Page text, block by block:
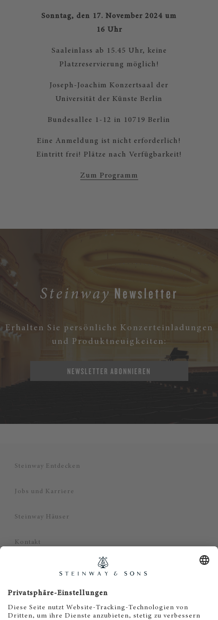
Sonntag, den 17. November 2024 um
16 Uhr
Saaleinlass ab 15.45 Uhr, keine
Platzreservierung möglich!
Joseph-Joachim Konzertsaal der
Universität der Künste Berlin
Bundesallee 1-12 in 10719 Berlin
Eine Anmeldung ist nicht erforderlich!
Eintritt frei! Plätze nach Verfügbarkeit!
Zum Programm
Steinway Newsletter
Erhalten Sie persönliche Konzerteinladungen
und Produktneuigkeiten:
NEWSLETTER ABONNIEREN
Steinway Entdecken
Jobs und Karriere
Steinway Häuser
Kontakt
Impressum
Haftungsausschluss